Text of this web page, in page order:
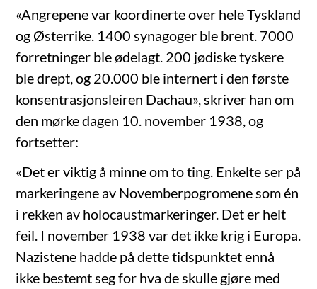
«Angrepene var koordinerte over hele Tyskland
og Østerrike. 1400 synagoger ble brent. 7000
forretninger ble ødelagt. 200 jødiske tyskere
ble drept, og 20.000 ble internert i den første
konsentrasjonsleiren Dachau», skriver han om
den mørke dagen 10. november 1938, og
fortsetter:
«Det er viktig å minne om to ting. Enkelte ser på
markeringene av Novemberpogromene som én
i rekken av holocaustmarkeringer. Det er helt
feil. I november 1938 var det ikke krig i Europa.
Nazistene hadde på dette tidspunktet ennå
ikke bestemt seg for hva de skulle gjøre med